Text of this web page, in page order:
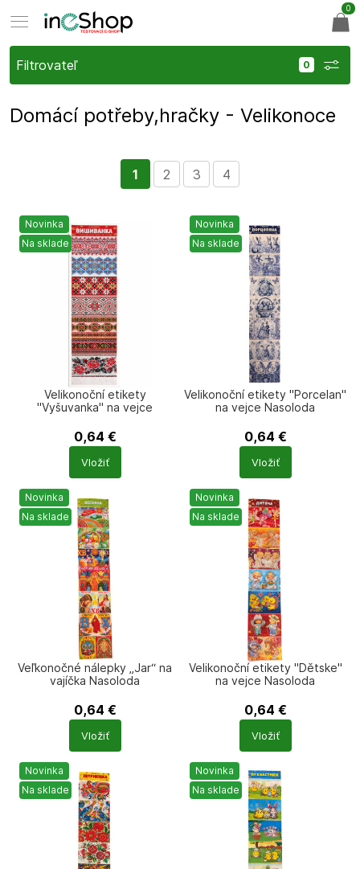
Filtrovateľ
Domácí potřeby,hračky - Velikonoce
1 2 3 4
Novinka
Na sklade
Velikonoční etikety
"Vyšuvanka" na vejce
0,64 €
Počet
produktů
Vložiť
Novinka
Na sklade
Velikonoční etikety "Porcelan"
na vejce Nasoloda
0,64 €
Počet
produktů
Vložiť
Novinka
Na sklade
Veľkonočné nálepky „Jar“ na
vajíčka Nasoloda
0,64 €
Počet
produktů
Vložiť
Novinka
Na sklade
Velikonoční etikety "Dětske"
na vejce Nasoloda
0,64 €
Počet
produktů
Vložiť
Novinka
Na sklade
Novinka
Na sklade
0